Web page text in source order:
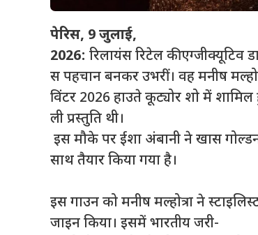
पेरिस, 9जुलाई,
2026: रिलायंस रिटेल की एग्जीक्यूटिव
स पहचान बनकर उभरीं। वह मनीष
विंटर 2026 हाउते कूट्योर शो में
ली प्रस्तुति थी।
इस मौके पर ईशा अंबानी ने खास
साथ तैयार किया गया है।
इस गाउन को मनीष मल्होत्रा ने
जाइन किया। इसमें भारतीय जरी-